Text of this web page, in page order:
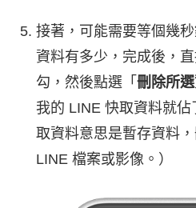
接著，可能需要等個幾
資料有多少，完成後，直
勾，然後點選「 刪除所
我的 LINE 快取資料就
取資料意思是暫存資料
LINE 檔案或影像。）